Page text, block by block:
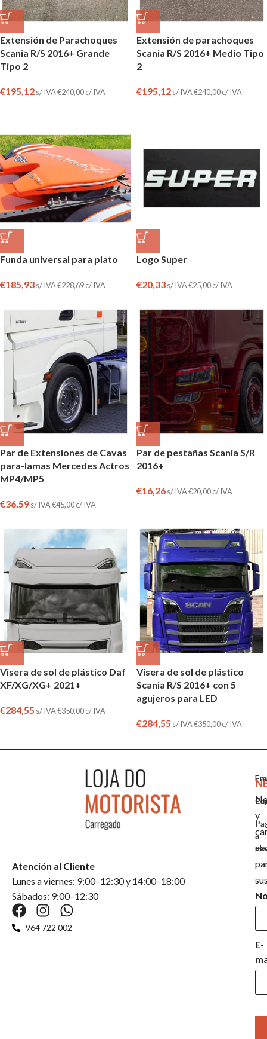
Extensión de Parachoques
Scania R/S 2016+ Grande
Tipo 2
€195,12s/ IVA€240,00c/ IVA
Extensión de parachoques
Scania R/S 2016+ Medio Tipo
2
€195,12s/ IVA€240,00c/ IVA
Funda universal para plato
€185,93s/ IVA€228,69c/ IVA
Logo Super
€20,33s/ IVA€25,00c/ IVA
Par de Extensiones de Cavas
para-lamas Mercedes Actros
MP4/MP5
€36,59s/ IVA€45,00c/ IVA
Par de pestañas Scania S/R
2016+
€16,26s/ IVA€20,00c/ IVA
Visera de sol de plástico Daf
XF/XG/XG+ 2021+
€284,55 s/ IVA€350,00c/ IVA
Visera de sol de plástico
Scania R/S 2016+ con 5
agujeros para LED
€284,55 s/ IVA€350,00c/ IVA
a
Atención al Cliente
Lunes a viernes: 9:00–12:30 y 14:00–18:00
Sábados: 9:00–12:30
964 722 002
y
E-